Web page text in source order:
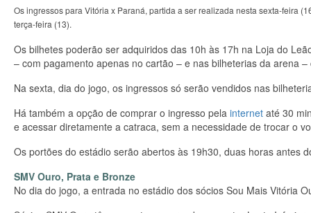
Os ingressos para Vitória x Paraná, partida a ser realizada nesta sexta-feira
terça-feira (13).
Os bilhetes poderão ser adquiridos das 10h às 17h na Loja do
– com pagamento apenas no cartão – e nas bilheterias da arena
Na sexta, dia do jogo, os ingressos só serão vendidos nas
Há também a opção de comprar o ingresso pela internet até 30
e acessar diretamente a catraca, sem a necessidade de trocar o
Os portões do estádio serão abertos às 19h30, duas horas antes
SMV Ouro, Prata e Bronze
No dia do jogo, a entrada no estádio dos sócios Sou Mais Vitória